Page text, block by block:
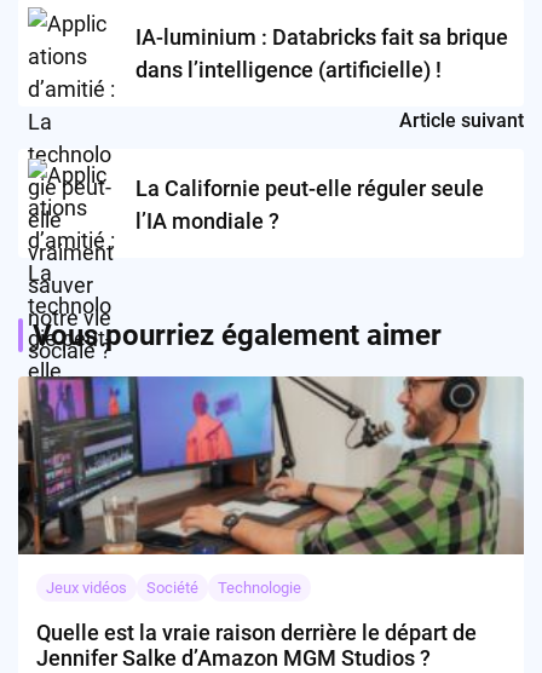
navigationIA-luminium : Databricks fait sa brique
dans l’intelligence (artificielle) !
Article suivant
La Californie peut-elle réguler seule
l’IA mondiale ?
Vous pourriez également aimer
Jeux vidéos Société Technologie
Quelle est la vraie raison derrière le départ de
Jennifer Salke d’Amazon MGM Studios ?